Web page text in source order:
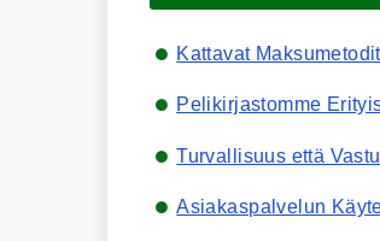
Kattavat Maksumetodit
Pelikirjastomme
Turvallisuus että
Asiakaspalvelun